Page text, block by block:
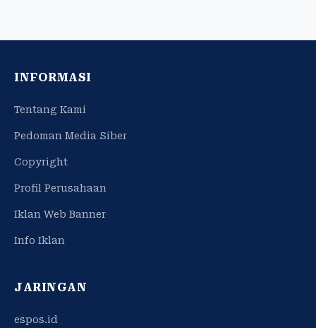
INFORMASI
Tentang Kami
Pedoman Media Siber
Copyright
Profil Perusahaan
Iklan Web Banner
Info Iklan
JARINGAN
espos.id